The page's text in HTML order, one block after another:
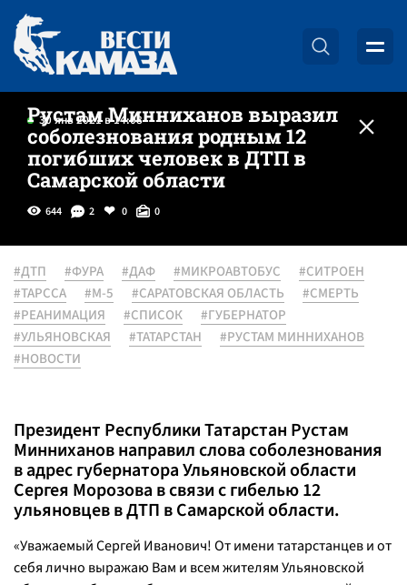
30 янв 2021 в 14:08
Рустам Минниханов выразил
соболезнования родным 12
погибших человек в ДТП в
Самарской области
644 2 0 0
#ДТП #ФУРА #ДАФ #МИКРОАВТОБУС
#СИТРОЕН
#ТАРССА
#М-5 #САРАТОВСКАЯ ОБЛАСТЬ
#СМЕРТЬ
#РЕАНИМАЦИЯ
#СПИСОК
#ГУБЕРНАТОР
#УЛЬЯНОВСКАЯ
#ТАТАРСТАН
#РУСТАМ МИННИХАНОВ
#НОВОСТИ
Президент Республики Татарстан Рустам
Минниханов направил слова соболезнования
в адрес губернатора Ульяновской области
Сергея Морозова в связи с гибелью 12
ульяновцев в ДТП в Самарской области.
«Уважаемый Сергей Иванович! От имени татарстанцев и от
себя лично выражаю Вам и всем жителям Ульяновской